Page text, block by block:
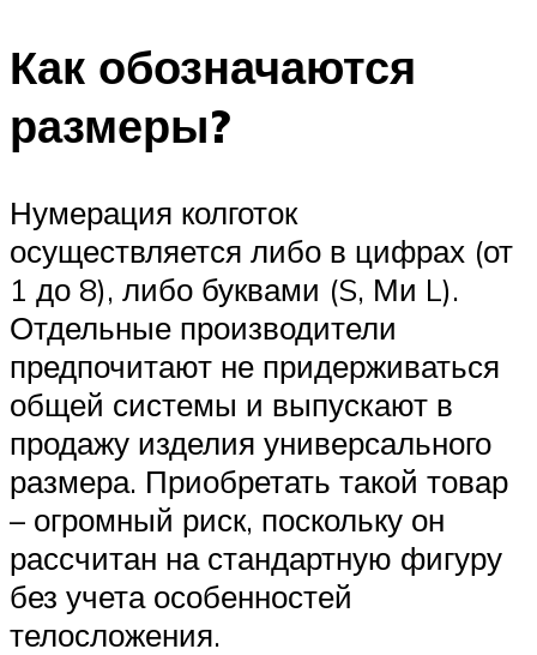
Как обозначаются
размеры?
Нумерация колготок
осуществляется либо в цифрах (от
1 до 8), либо буквами (S, Ми L).
Отдельные производители
предпочитают не придерживаться
общей системы и выпускают в
продажу изделия универсального
размера. Приобретать такой товар
– огромный риск, поскольку он
рассчитан на стандартную фигуру
без учета особенностей
телосложения.